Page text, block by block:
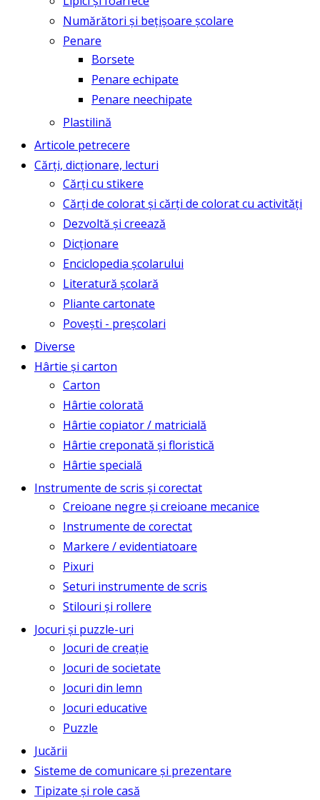
Numărători și bețișoare școlare
Penare
Borsete
Penare echipate
Penare neechipate
Plastilină
Articole petrecere
Cărți, dicționare, lecturi
Cărți cu stikere
Cărți de colorat și cărți de colorat cu activități
Dezvoltă și creează
Dicționare
Enciclopedia școlarului
Literatură școlară
Pliante cartonate
Povești - preșcolari
Diverse
Hârtie și carton
Carton
Hârtie colorată
Hârtie copiator / matricială
Hârtie creponată și floristică
Hârtie specială
Instrumente de scris și corectat
Creioane negre și creioane mecanice
Instrumente de corectat
Markere / evidentiatoare
Pixuri
Seturi instrumente de scris
Stilouri și rollere
Jocuri și puzzle-uri
Jocuri de creație
Jocuri de societate
Jocuri din lemn
Jocuri educative
Puzzle
Jucării
Sisteme de comunicare și prezentare
Tipizate și role casă